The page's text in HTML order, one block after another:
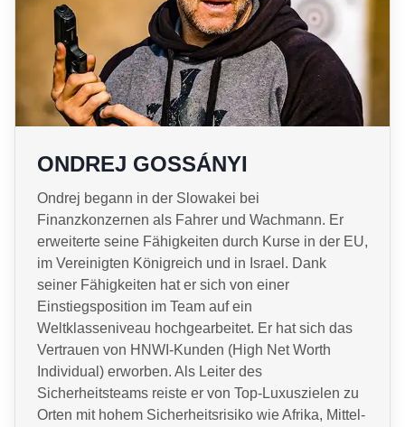
ONDREJ GOSSÁNYI
Ondrej begann in der Slowakei bei
Finanzkonzernen als Fahrer und Wachmann. Er
erweiterte seine Fähigkeiten durch Kurse in der EU,
im Vereinigten Königreich und in Israel. Dank
seiner Fähigkeiten hat er sich von einer
Einstiegsposition im Team auf ein
Weltklasseniveau hochgearbeitet. Er hat sich das
Vertrauen von HNWI-Kunden (High Net Worth
Individual) erworben. Als Leiter des
Sicherheitsteams reiste er von Top-Luxuszielen zu
Orten mit hohem Sicherheitsrisiko wie Afrika, Mittel-